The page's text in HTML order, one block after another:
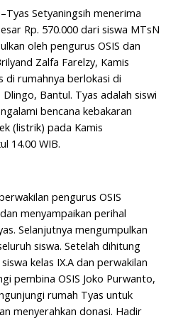
Setyaningsih menerima
Rp. 570.000 dari siswa MTsN
oleh pengurus OSIS dan
Zalfa Farelzy, Kamis
di rumahnya berlokasi di
Bantul. Tyas adalah siswi
bencana kebakaran
(listrik) pada Kamis
14.00 WIB.
pengurus OSIS
menyampaikan perihal
Selanjutnya mengumpulkan
siswa. Setelah dihitung
kelas IX.A dan perwakilan
pembina OSIS Joko Purwanto,
rumah Tyas untuk
menyerahkan donasi. Hadir